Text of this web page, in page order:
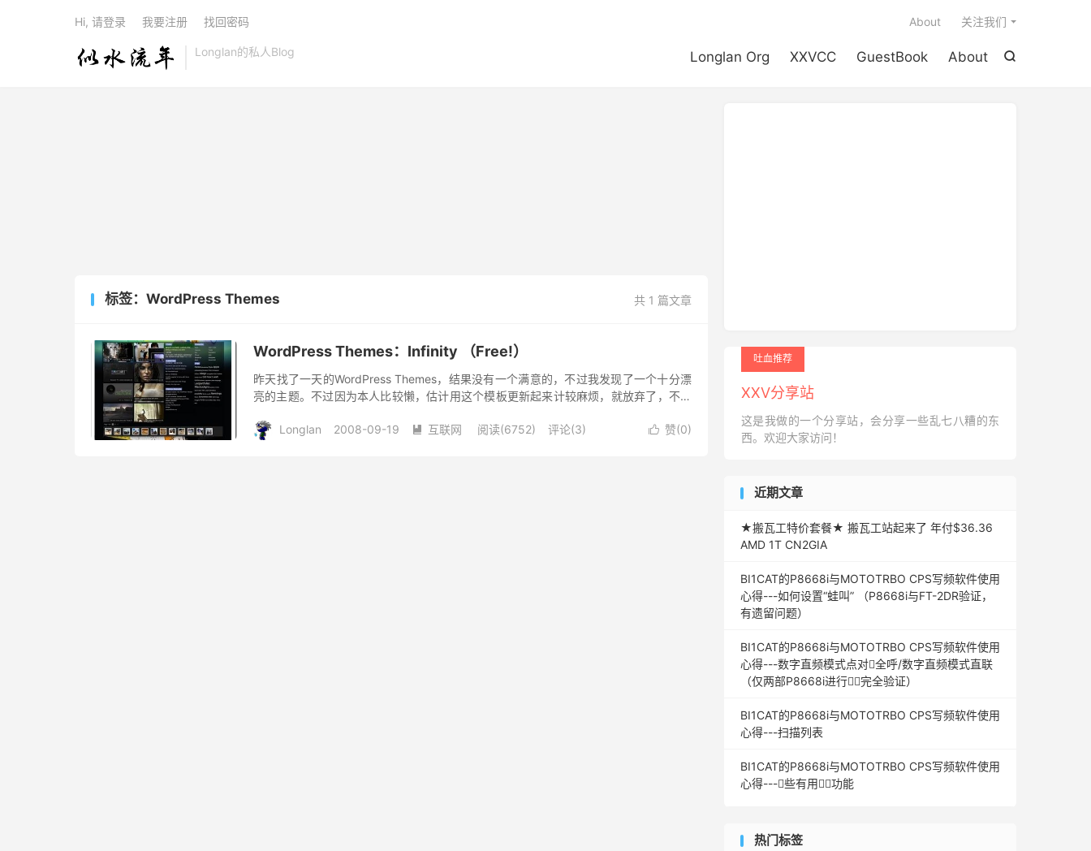
Longlan的私人Blog 
Longlan Org XXVCC GuestBook About
About 关注我们
Hi, 请登录 我要注册 找回密码
共 1 篇文章
标签：WordPress Themes
WordPress Themes：Infinity （Free!）
昨天找了一天的WordPress Themes，结果没有一个满意的，不过我发现了一个十分漂
亮的主题。不过因为本人比较懒，估计用这个模板更新起来计较麻烦，就放弃了，不过
 赞(0)
Longlan 2008-09-19  互联网 阅读(6752) 评论(3)
吐血推荐
XXV分享站
这是我做的一个分享站，会分享一些乱七八糟的东
西。欢迎大家访问！
近期文章
★搬瓦工特价套餐★ 搬瓦工站起来了 年付$36.36
AMD 1T CN2GIA
BI1CAT的P8668i与MOTOTRBO CPS写频软件使用
心得---如何设置“蛙叫” （P8668i与FT-2DR验证，
有遗留问题）
BI1CAT的P8668i与MOTOTRBO CPS写频软件使用
心得---数字直频模式点对全呼/数字直频模式直联
（仅两部P8668i进行完全验证）
BI1CAT的P8668i与MOTOTRBO CPS写频软件使用
心得---扫描列表
BI1CAT的P8668i与MOTOTRBO CPS写频软件使用
心得---些有用功能
热门标签